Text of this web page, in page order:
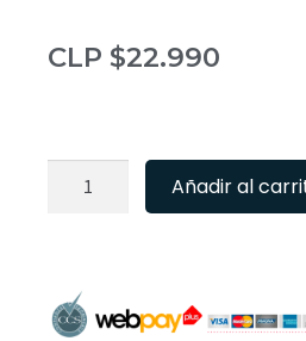
CLP $22.990
Añadir al